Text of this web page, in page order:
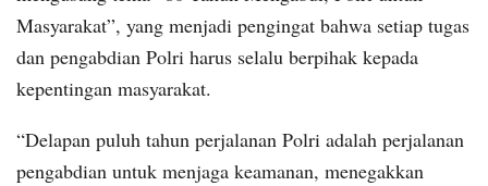
Masyarakat”, yang menjadi pengingat bahwa setiap tugas
dan pengabdian Polri harus selalu berpihak kepada
kepentingan masyarakat.
“Delapan puluh tahun perjalanan Polri adalah perjalanan
pengabdian untuk menjaga keamanan, menegakkan